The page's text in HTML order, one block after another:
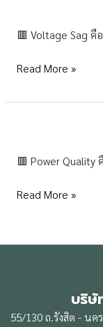
ไฟ
🟥 Voltage Sag คื
คือ
วิเคราะห์
วิศวกรรม
ระ
ต่อ
Read More »
🟥 Power Quality
คือ
?
วิศวกรรม
Read More »
บริษั
55/130 ถ.รังสิต - น